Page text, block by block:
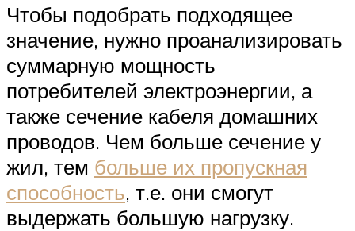
Чтобы подобрать подходящее
значение, нужно проанализировать
суммарную мощность
потребителей электроэнергии, а
также сечение кабеля домашних
проводов. Чем больше сечение у
жил, тем больше их пропускная
способность, т.е. они смогут
выдержать большую нагрузку.